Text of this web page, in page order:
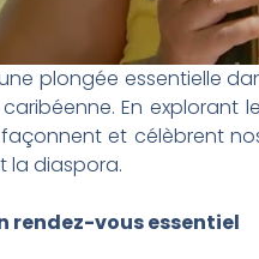
plongée essentielle
En explorant
et célèbrent
la diaspora.
rendez-vous essentiel